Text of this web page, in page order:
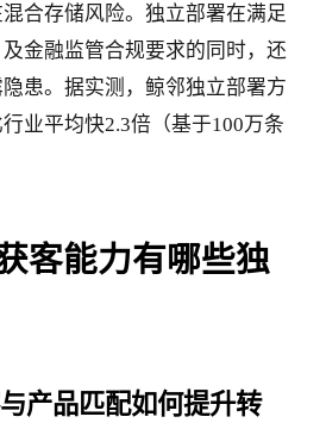
合存储风险。独立部署在满足
及金融监管合规要求的同时，还
患。据实测，鲸邻独立部署方
业平均快2.3倍（基于100万条
客能力有哪些独
产品匹配如何提升转